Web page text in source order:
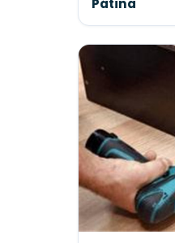
Pátina